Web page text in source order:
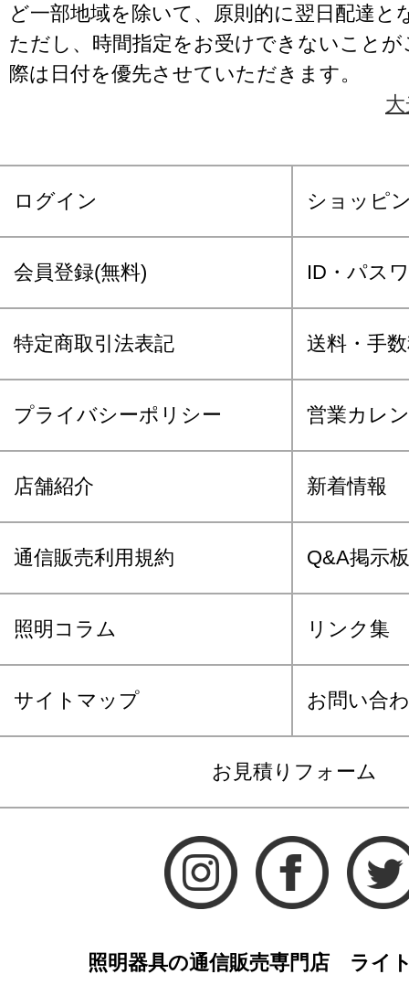
ど一部地域を除いて、原則的に翌日配達と
ただし、時間指定をお受けできないこと
際は日付を優先させていただきます。
ログイン ショッピ
会員登録(無料) ID・パス
特定商取引法表記 送料・手
プライバシーポリシー 営業カレ
店舗紹介 新着情報
通信販売利用規約 Q&A掲示板
照明コラム リンク集
サイトマップ お問い合
お見積りフォーム
照明器具の通信販売専門店 ライ